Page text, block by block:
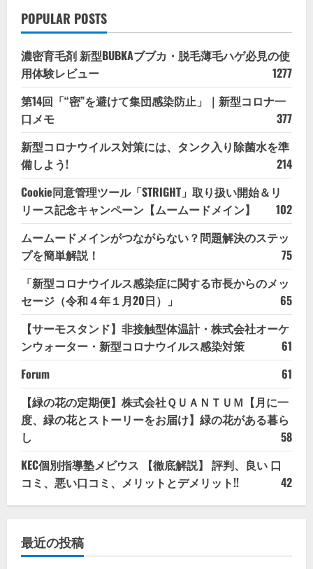
POPULAR POSTS
濃密育毛剤 新型BUBKAブブカ・脱毛薄毛ハゲ必見の使
用体験レビュー
1277
第14回「“密”を避けて集団感染防止」｜新型コロナ一
口メモ
377
新型コロナウイルス対策には、タンク入り除菌水を準
備しよう!
214
Cookie同意管理ツール「STRIGHT」取り扱い開始＆リ
リース記念キャンペーン【ムームードメイン】
102
ムームードメインがつながらない？問題解決のステッ
プを簡単解説！
75
「新型コロナウイルス感染症に関する市長からのメッ
セージ（令和４年１月20日）」
65
【サーモスタンド】非接触型体温計・株式会社オーケ
ンウォーター・新型コロナウイルス感染対策
61
Forum
61
【緑の花の定期便】株式会社ＱＵＡＮＴＵＭ【月に一
度、緑の花とストーリーをお届け】緑の花がある暮ら
し
58
KEC個別指導塾メビウス 【徹底解説】 評判、良い 口
コミ、悪い口コミ、メリットとデメリット!!
42
最近の投稿